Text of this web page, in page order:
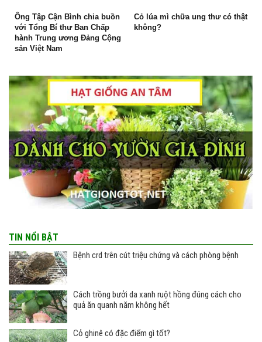
Ông Tập Cận Bình chia buồn
với Tổng Bí thư Ban Chấp
hành Trung ương Đảng Cộng
sản Việt Nam
Cỏ lúa mì chữa ung thư có thật
không?
TIN NỔI BẬT
Bệnh crd trên cút triệu chứng và cách phòng bệnh
Cách trồng bưởi da xanh ruột hồng đúng cách cho
quả ăn quanh năm không hết
Cỏ ghinê có đặc điểm gì tốt?